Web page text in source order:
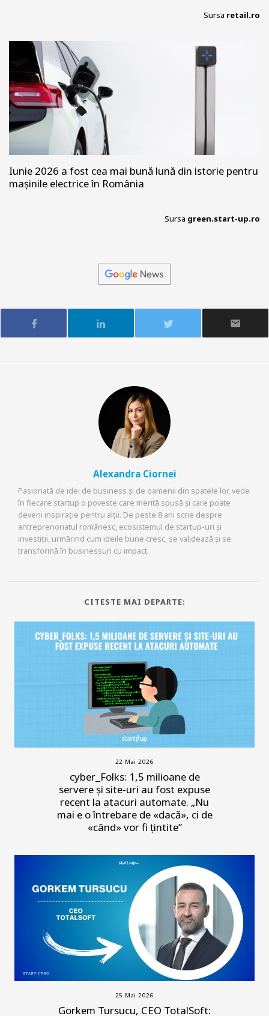
Sursa retail.ro
Iunie 2026 a fost cea mai bună lună din istorie pentru
mașinile electrice în România
Sursa green.start-up.ro
Alexandra Ciornei
Pasionată de idei de business și de oamenii din spatele lor, vede
în fiecare startup o poveste care merită spusă și care poate
deveni inspirație pentru alții. De peste 8 ani scrie despre
antreprenoriatul românesc, ecosistemul de startup-uri și
investiții, urmărind cum ideile bune cresc, se validează și se
transformă în businessuri cu impact.
CITESTE MAI DEPARTE:
22 Mai 2026
cyber_Folks: 1,5 milioane de
servere și site-uri au fost expuse
recent la atacuri automate. „Nu
mai e o întrebare de «dacă», ci de
«când» vor fi țintite”
25 Mai 2026
Gorkem Tursucu, CEO TotalSoft: